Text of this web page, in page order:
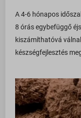
A 4-6 hónapos
8 órás egybefüggő
kiszámíthatóvá
készségfejlesztés